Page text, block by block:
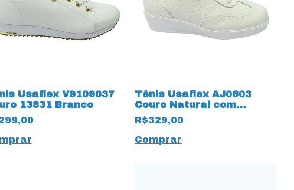
Usaflex V9109037
13831 Branco
Tênis Usaflex AJ0603
Couro Natural com
elástico 15389 Branco
R$329,00
Comprar